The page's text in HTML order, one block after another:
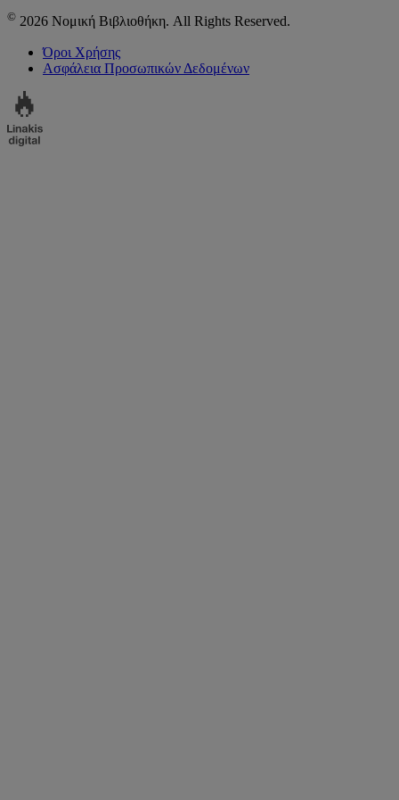
© 2026 Νομική Βιβλιοθήκη. All Rights Reserved.
Όροι Χρήσης
Ασφάλεια Προσωπικών Δεδομένων